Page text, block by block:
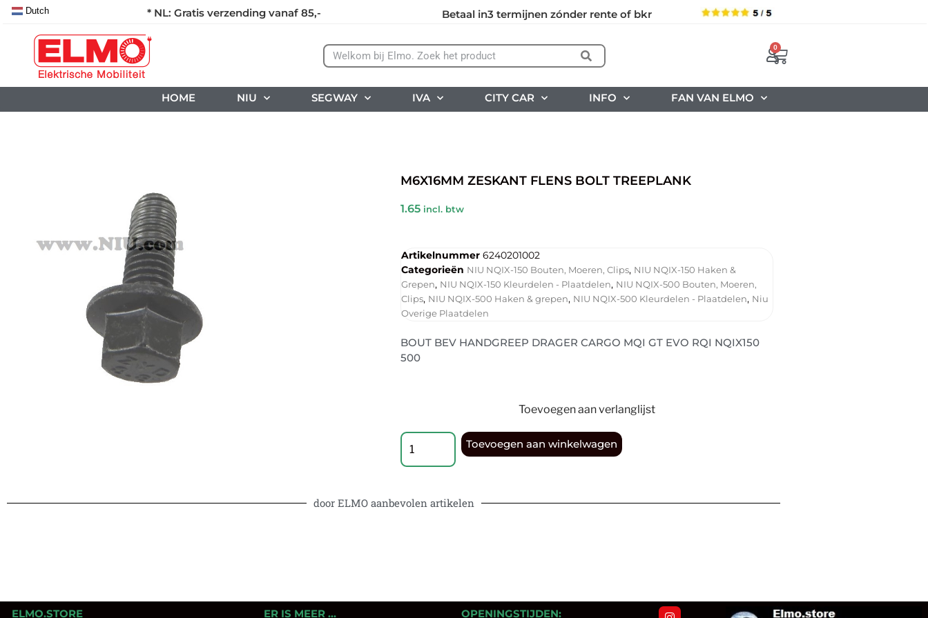
* NL: Gratis verzending vanaf 85,- Betaal in3 termijnen zónder rente of bkr
Dutch
0
HOME NIU SEGWAY IVA CITY CAR INFO FAN VAN ELMO
M6X16MM ZESKANT FLENS BOLT TREEPLANK
1.65 incl. btw
Artikelnummer 6240201002
Categorieën NIU NQIX-150 Bouten, Moeren, Clips, NIU NQIX-150 Haken &
Grepen, NIU NQIX-150 Kleurdelen - Plaatdelen, NIU NQIX-500 Bouten, Moeren,
Clips, NIU NQIX-500 Haken & grepen, NIU NQIX-500 Kleurdelen - Plaatdelen, Niu
Overige Plaatdelen
BOUT BEV HANDGREEP DRAGER CARGO MQI GT EVO RQI NQIX150
500
Toevoegen aan verlanglijst
Toevoegen aan winkelwagen
door ELMO aanbevolen artikelen
ELMO.STORE ER IS MEER … OPENINGSTIJDEN: